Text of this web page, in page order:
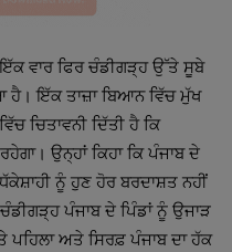
ਵਾਰ ਫਿਰ ਚੰਡੀਗੜ੍ਹ ਉੱਤੇ ਸੂਬੇ
ਹੈ। ਇੱਕ ਤਾਜ਼ਾ ਬਿਆਨ ਵਿੱਚ ਮੁੱਖ
ਚਿਤਾਵਨੀ ਦਿੱਤੀ ਹੈ ਕਿ
ਉਨ੍ਹਾਂ ਕਿਹਾ ਕਿ ਪੰਜਾਬ ਦੇ
ਨੂੰ ਹੁਣ ਹੋਰ ਬਰਦਾਸ਼ਤ ਨਹੀਂ
ਪੰਜਾਬ ਦੇ ਪਿੰਡਾਂ ਨੂੰ ਉਜਾੜ
ਅਤੇ ਸਿਰਫ਼ ਪੰਜਾਬ ਦਾ ਹੱਕ